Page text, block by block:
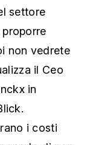
settore
non vedrete
il Ceo
in
i costi